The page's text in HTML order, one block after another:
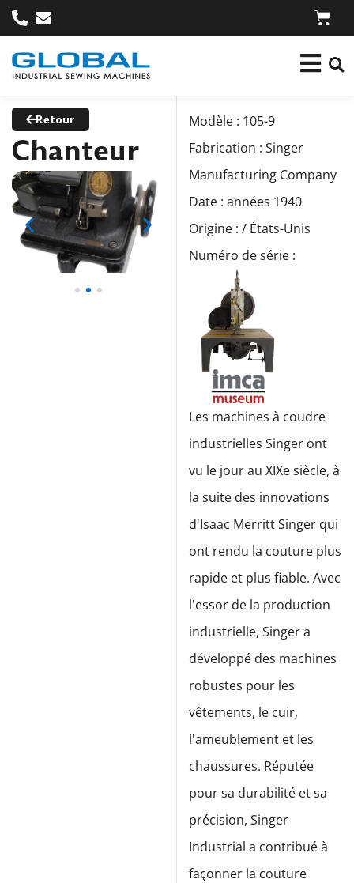
Retour
Chanteur
Modèle : 105-9
Fabrication : Singer
Manufacturing Company
Date : années 1940
Origine : / États-Unis
Numéro de série :
Les machines à coudre
industrielles Singer ont
vu le jour au XIXe siècle, à
la suite des innovations
d'Isaac Merritt Singer qui
ont rendu la couture plus
rapide et plus fiable. Avec
l'essor de la production
industrielle, Singer a
développé des machines
robustes pour les
vêtements, le cuir,
l'ameublement et les
chaussures. Réputée
pour sa durabilité et sa
précision, Singer
Industrial a contribué à
façonner la couture